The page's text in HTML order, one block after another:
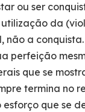
ou ser
utilização da
não a
perfeição
que se
termina no
que se